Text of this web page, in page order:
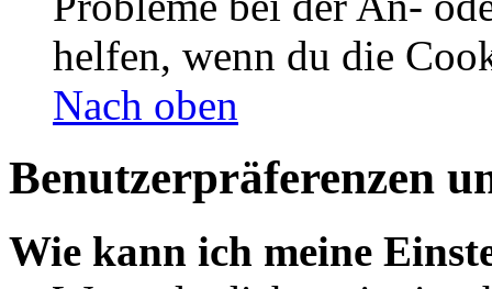
helfen, wenn du die
Nach oben
Benutzerpräferenzen
Wie kann ich meine